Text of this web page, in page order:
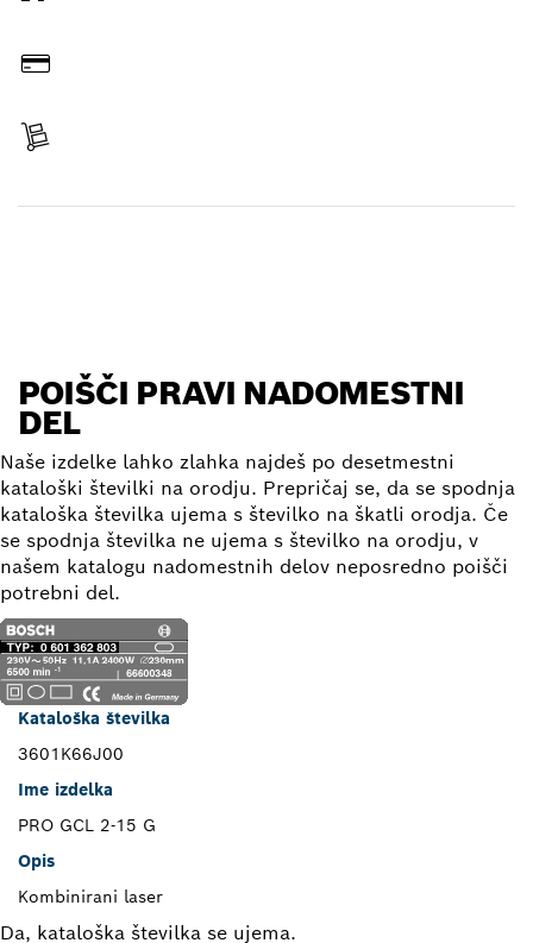
POIŠČI PRAVI NADOMESTNI
DEL
Naše izdelke lahko zlahka najdeš po desetmestni
kataloški številki na orodju. Prepričaj se, da se spodnja
kataloška številka ujema s številko na škatli orodja. Če
se spodnja številka ne ujema s številko na orodju, v
našem katalogu nadomestnih delov neposredno poišči
potrebni del.
Kataloška številka
3601K66J00
Ime izdelka
PRO GCL 2-15 G
Opis
Kombinirani laser
Da, kataloška številka se ujema.